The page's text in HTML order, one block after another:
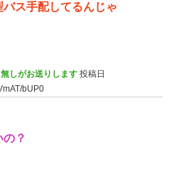
ス手配してるんじゃ
しがお送りします 投稿日
bUP0
？